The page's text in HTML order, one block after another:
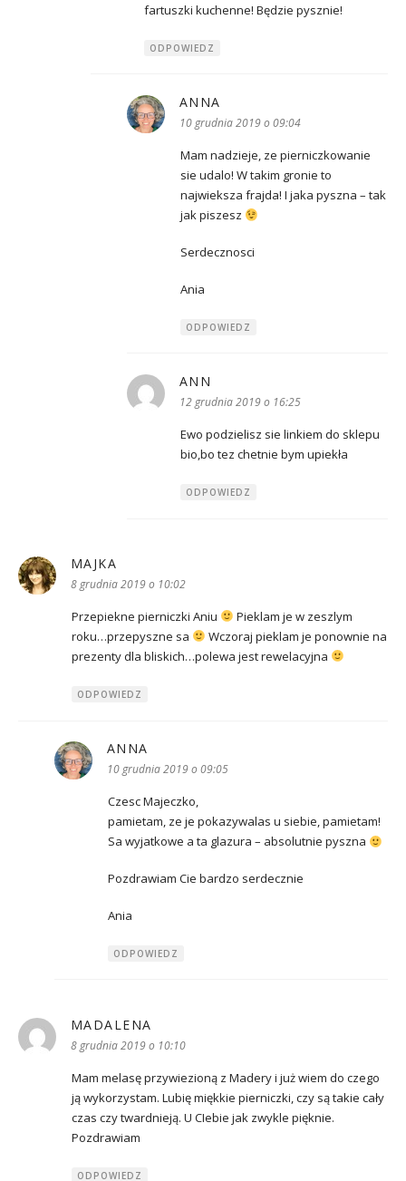
fartuszki kuchenne! Będzie pysznie!
ODPOWIEDZ
ANNA
10 grudnia 2019 o 09:04
Mam nadzieje, ze pierniczkowanie
sie udalo! W takim gronie to
najwieksza frajda! I jaka pyszna – tak
jak piszesz
Serdecznosci
Ania
ODPOWIEDZ
ANN
12 grudnia 2019 o 16:25
Ewo podzielisz sie linkiem do sklepu
bio,bo tez chetnie bym upiekła
ODPOWIEDZ
MAJKA
8 grudnia 2019 o 10:02
Przepiekne pierniczki Aniu
Pieklam je w zeszlym
roku…przepyszne sa
Wczoraj pieklam je ponownie na
prezenty dla bliskich…polewa jest rewelacyjna
ODPOWIEDZ
ANNA
10 grudnia 2019 o 09:05
Czesc Majeczko,
pamietam, ze je pokazywalas u siebie, pamietam!
Sa wyjatkowe a ta glazura – absolutnie pyszna
Pozdrawiam Cie bardzo serdecznie
Ania
ODPOWIEDZ
MADALENA
8 grudnia 2019 o 10:10
Mam melasę przywiezioną z Madery i już wiem do czego
ją wykorzystam. Lubię miękkie pierniczki, czy są takie cały
czas czy twardnieją. U CIebie jak zwykle pięknie.
Pozdrawiam
ODPOWIEDZ